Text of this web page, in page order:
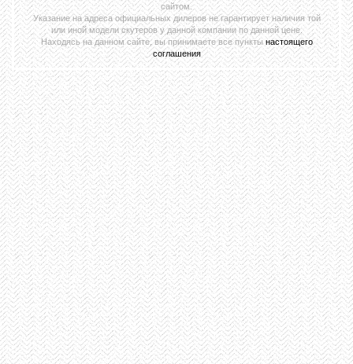
сайтом.
Указание на адреса официальных дилеров не гарантирует наличия той
или иной модели скутеров у данной компании по данной цене.
Находясь на данном сайте, вы принимаете все пункты настоящего
соглашения